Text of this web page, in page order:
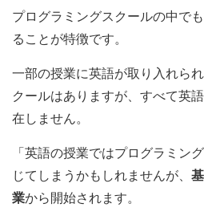
プログラミングスクールの中でも
ることが特徴です。
一部の授業に英語が取り入れら
クールはありますが、すべて英
在しません。
「英語の授業ではプログラミン
じてしまうかもしれませんが、
業から開始されます。